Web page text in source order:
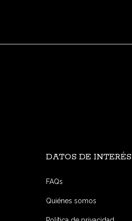
DATOS DE INTERÉS
FAQs
Quiénes somos